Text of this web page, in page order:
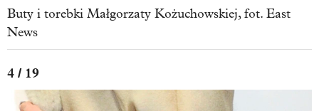
Buty i torebki Małgorzaty Kożuchowskiej, fot. East
News
4 / 19